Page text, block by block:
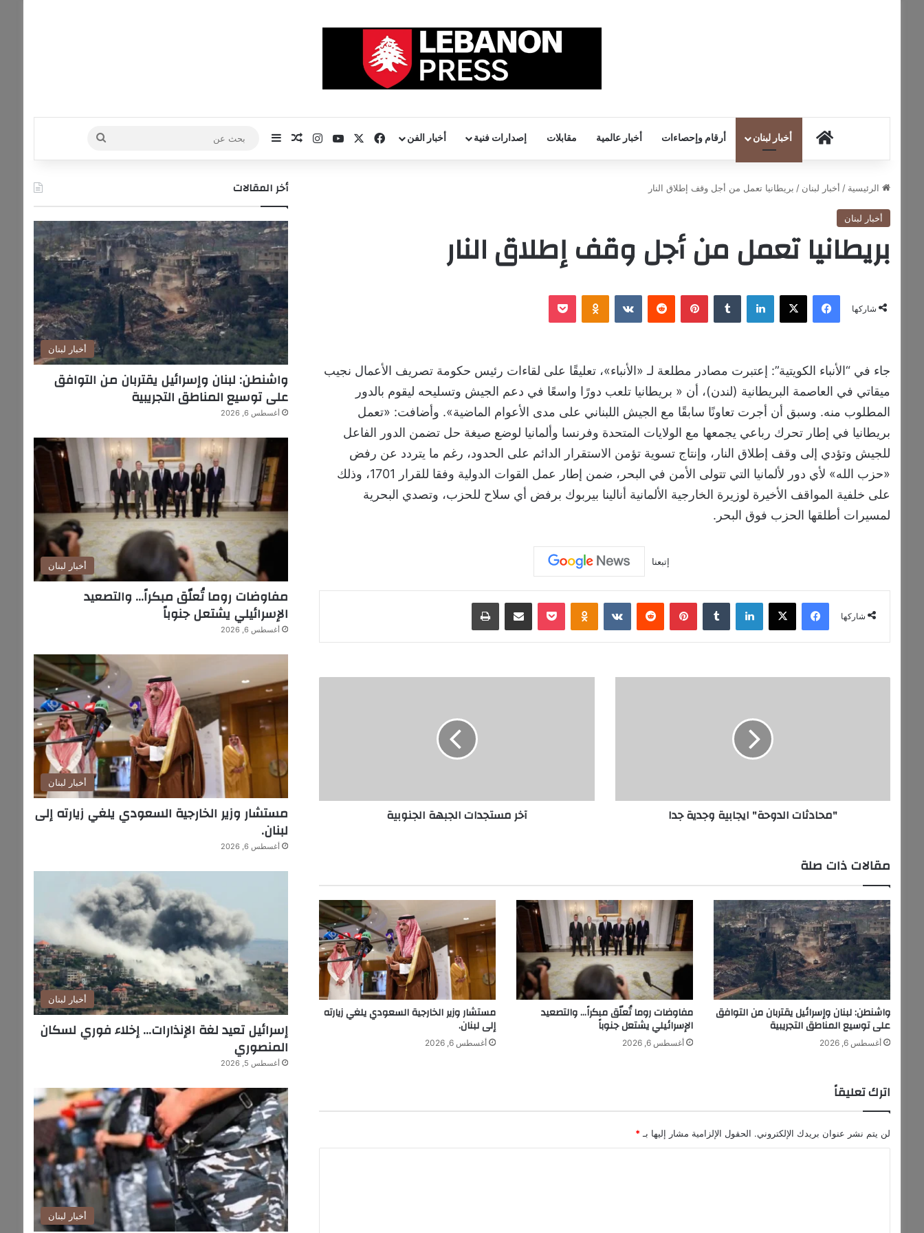
HOME أخبار لبنان أرقام وإحصاءات أخبار عالمية مقابلات إصدارات فنية أخبار الفن فيسبوك ‫YouTube
انستقراممقال عشوائي
إضافة عمود جانبي
بحث
عن
الرئيسية / أخبار لبنان / بريطانيا تعمل من أجل وقف إطلاق النار
أخبار لبنان
بريطانيا تعمل من أجل وقف إطلاق النار
شاركها
فيسبوك ‫X لينكدإن ‏Tumblr بينتيريست ‏Reddit
‏VKontakte
Odnoklassniki
‫Pocket
جاء في “الأنباء الكويتية”: إعتبرت مصادر مطلعة لـ «الأنباء»، تعليقًا على لقاءات رئيس حكومة تصريف الأعمال نجيب
ميقاتي في العاصمة البريطانية (لندن)، أن « بريطانيا تلعب دورًا واسعًا في دعم الجيش وتسليحه ليقوم بالدور
المطلوب منه. وسبق أن أجرت تعاونًا سابقًا مع الجيش اللبناني على مدى الأعوام الماضية». وأضافت: «تعمل
بريطانيا في إطار تحرك رباعي يجمعها مع الولايات المتحدة وفرنسا وألمانيا لوضع صيغة حل تضمن الدور الفاعل
للجيش وتؤدي إلى وقف إطلاق النار، وإنتاج تسوية تؤمن الاستقرار الدائم على الحدود، رغم ما يتردد عن رفض
«حزب الله» لأي دور لألمانيا التي تتولى الأمن في البحر، ضمن إطار عمل القوات الدولية وفقا للقرار 1701، وذلك
على خلفية المواقف الأخيرة لوزيرة الخارجية الألمانية أنالينا بيربوك برفض أي سلاح للحزب، وتصدي البحرية
لمسيرات أطلقها الحزب فوق البحر.
إتبعنا
شاركها
فيسبوك ‫X لينكدإن ‏Tumblr بينتيريست ‏Reddit
‏VKontakte
Odnoklassniki
‫Pocket مشاركة عبر البريد طباعة
ا
ة
"
ا
ج
ب
ي
ة
و
ج
د
ي
د
"محادثات الدوحة" ايجابية وجدية جدا
ا
ه
ة
ل
ج
ن
و
ب
ي
ة
آخر مستجدات الجبهة الجنوبية
مقالات ذات صلة
واشنطن: لبنان وإسرائيل يقتربان من التوافق
على توسيع المناطق التجريبية
أغسطس 6, 2026
مفاوضات روما تُعلّق مبكراً… والتصعيد
الإسرائيلي يشتعل جنوباً
أغسطس 6, 2026
مستشار وزير الخارجية السعودي يلغي زيارته
إلى لبنان.
أغسطس 6, 2026
اترك تعليقاً
لن يتم نشر عنوان بريدك الإلكتروني. الحقول الإلزامية مشار إليها بـ *
أخر المقالات
أخبار لبنان
واشنطن: لبنان وإسرائيل يقتربان من التوافق
على توسيع المناطق التجريبية
أغسطس 6, 2026
أخبار لبنان
مفاوضات روما تُعلّق مبكراً… والتصعيد
الإسرائيلي يشتعل جنوباً
أغسطس 6, 2026
أخبار لبنان
مستشار وزير الخارجية السعودي يلغي زيارته إلى
لبنان.
أغسطس 6, 2026
أخبار لبنان
إسرائيل تعيد لغة الإنذارات… إخلاء فوري لسكان
المنصوري
أغسطس 5, 2026
أخبار لبنان